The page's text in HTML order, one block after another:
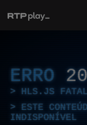
ERRO
HLS.JS FATAL
ESTE
INDISPONÍVEL